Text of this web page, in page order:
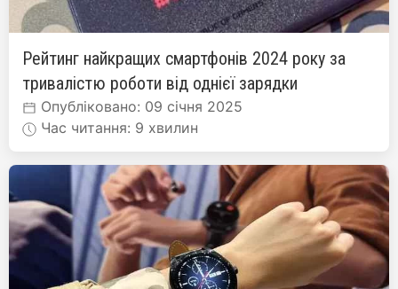
Рейтинг найкращих смартфонів 2024 року за
тривалістю роботи від однієї зарядки
Опубліковано: 09 січня 2025
Час читання: 9 хвилин